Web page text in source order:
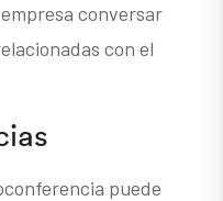
conversar
con el
puede